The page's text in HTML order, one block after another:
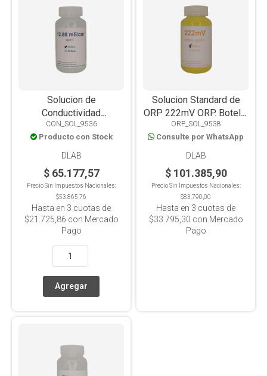
Solucion de
Conductividad
12.88mS/cm. Botella x
250ml
CON_SOL_9536
Producto con Stock
DLAB
$ 65.177,57
Precio Sin Impuestos Nacionales:
$53.865,76
Hasta en 3 cuotas de
$21.725,86 con Mercado
Pago
Solucion Standard de
ORP 222mV ORP. Botella
x 250ml
ORP_SOL_9538
Consulte por WhatsApp
DLAB
$ 101.385,90
Precio Sin Impuestos Nacionales:
$83.790,00
Hasta en 3 cuotas de
$33.795,30 con Mercado
Pago